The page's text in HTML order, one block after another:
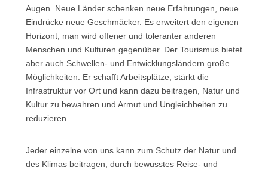
Augen. Neue Länder schenken neue Erfahrungen, neue
Eindrücke neue Geschmäcker. Es erweitert den eigenen
Horizont, man wird offener und toleranter anderen
Menschen und Kulturen gegenüber. Der Tourismus bietet
aber auch Schwellen- und Entwicklungsländern große
Möglichkeiten: Er schafft Arbeitsplätze, stärkt die
Infrastruktur vor Ort und kann dazu beitragen, Natur und
Kultur zu bewahren und Armut und Ungleichheiten zu
reduzieren.
Jeder einzelne von uns kann zum Schutz der Natur und
des Klimas beitragen, durch bewusstes Reise- und